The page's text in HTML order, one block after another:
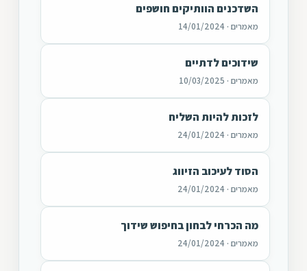
השדכנים הוותיקים חושפים
מאמרים · 14/01/2024
שידוכים לדתיים
מאמרים · 10/03/2025
לזכות להיות השליח
מאמרים · 24/01/2024
הסוד לעיכוב הזיווג
מאמרים · 24/01/2024
מה הכרחי לבחון בחיפוש שידוך
מאמרים · 24/01/2024